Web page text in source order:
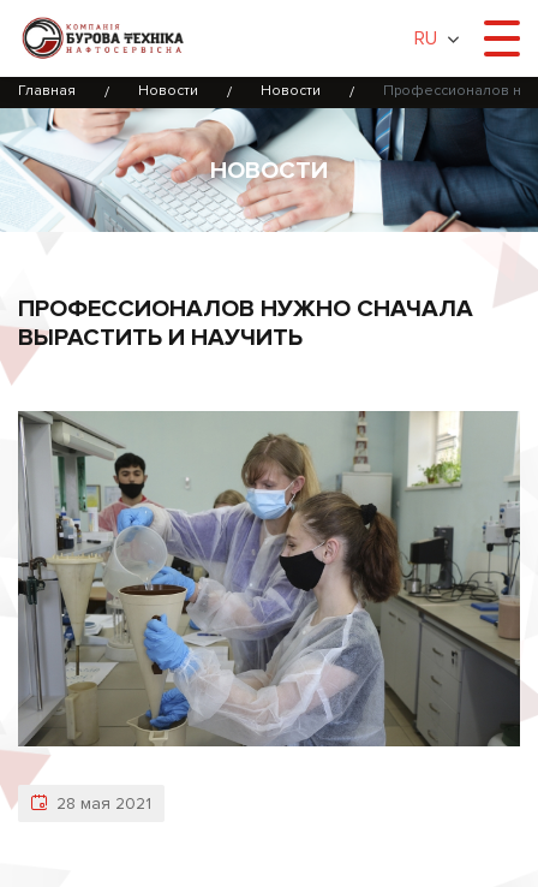
RU
Главная Новости Новости Профессионалов
НОВОСТИ
ПРОФЕССИОНАЛОВ НУЖНО СНАЧАЛА
ВЫРАСТИТЬ И НАУЧИТЬ
28 мая 2021